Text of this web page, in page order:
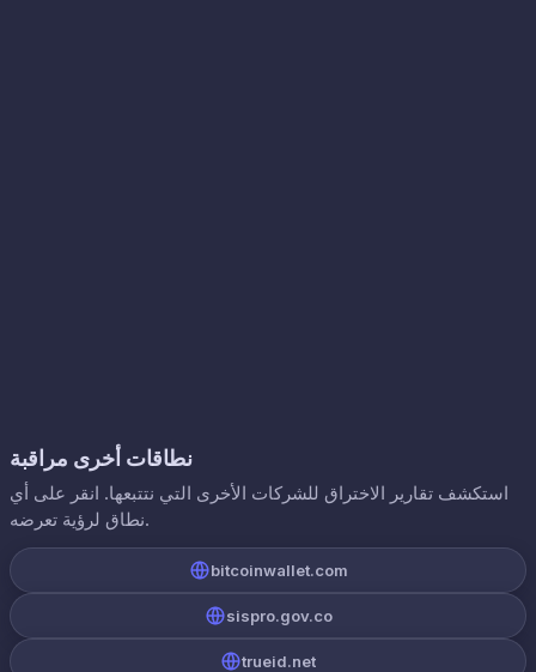
نطاقات أخرى مراقبة
استكشف تقارير الاختراق للشركات الأخرى التي نتتبعها. انقر على أي
نطاق لرؤية تعرضه.
bitcoinwallet.com
sispro.gov.co
trueid.net